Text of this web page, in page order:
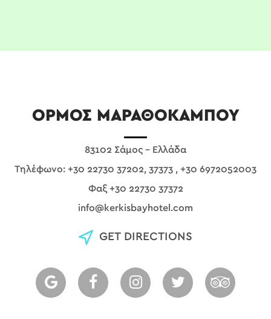
ΌΡΜΟΣ ΜΑΡΑΘΟΚΑΜΠΟΥ
83102 Σάμος - Ελλάδα
Τηλέφωνο: +30 22730 37202, 37373 , +30 6972052003
Φαξ +30 22730 37372
info@kerkisbayhotel.com
GET DIRECTIONS